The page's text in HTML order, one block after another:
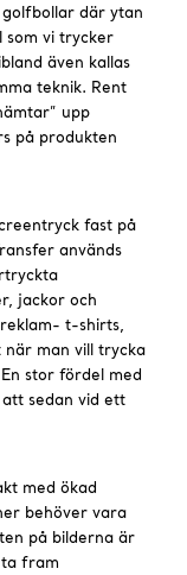
golfbollar där ytan
som vi trycker
även kallas
teknik. Rent
upp
på produkten
fast på
används
jackor och
t-shirts,
man vill trycka
stor fördel med
sedan vid ett
med ökad
behöver vara
på bilderna är
fram